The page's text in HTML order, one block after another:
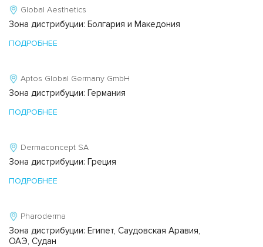
Global Aesthetics
Зона дистрибуции: Болгария и Македония
ПОДРОБНЕЕ
Aptos Global Germany GmbH
Зона дистрибуции: Германия
ПОДРОБНЕЕ
Dermaconcept SA
Зона дистрибуции: Греция
ПОДРОБНЕЕ
Pharoderma
Зона дистрибуции: Египет, Саудовская Аравия,
ОАЭ, Судан